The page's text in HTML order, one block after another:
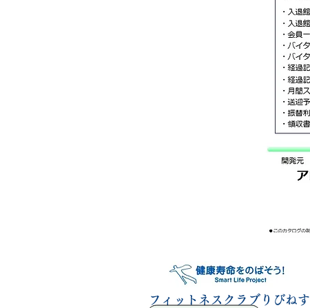
​フィットネスクラブりびねす